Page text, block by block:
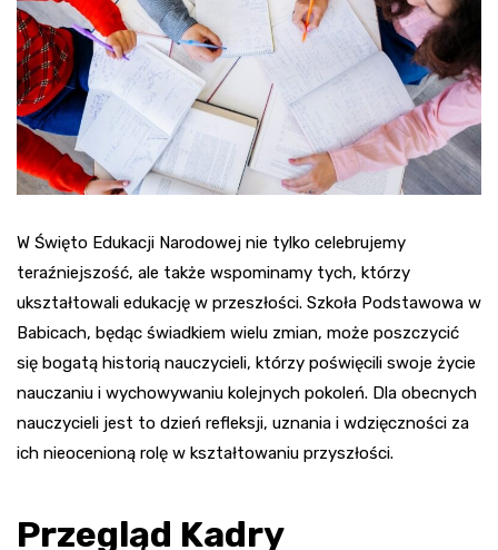
W Święto Edukacji Narodowej nie tylko celebrujemy
teraźniejszość, ale także wspominamy tych, którzy
ukształtowali edukację w przeszłości. Szkoła Podstawowa w
Babicach, będąc świadkiem wielu zmian, może poszczycić
się bogatą historią nauczycieli, którzy poświęcili swoje życie
nauczaniu i wychowywaniu kolejnych pokoleń. Dla obecnych
nauczycieli jest to dzień refleksji, uznania i wdzięczności za
ich nieocenioną rolę w kształtowaniu przyszłości.
Przegląd Kadry